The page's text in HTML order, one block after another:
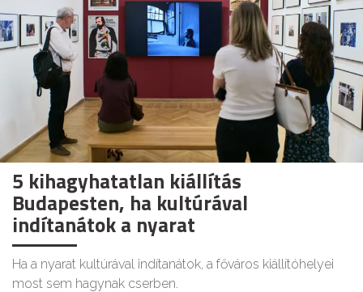
5 kihagyhatatlan kiállítás
Budapesten, ha kultúrával
indítanátok a nyarat
Ha a nyarat kultúrával indítanátok, a főváros kiállítóhelyei
most sem hagynak cserben.